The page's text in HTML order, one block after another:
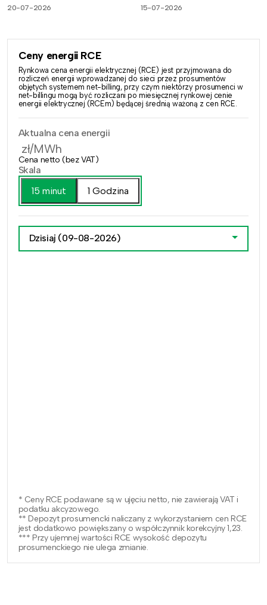
20-07-2026 15-07-2026
Ceny energii RCE
Rynkowa cena energii elektrycznej (RCE) jest przyjmowana do
rozliczeń energii wprowadzanej do sieci przez prosumentów
objętych systemem net-billing, przy czym niektórzy prosumenci w
net-billingu mogą być rozliczani po miesięcznej rynkowej cenie
energii elektrycznej (RCEm) będącej średnią ważoną z cen RCE.
Aktualna cena energii
zł/MWh
Cena netto (bez VAT)
Skala
15 minut
1 Godzina
Dzisiaj (09-08-2026)
* Ceny RCE podawane są w ujęciu netto, nie zawierają VAT i
podatku akcyzowego.
** Depozyt prosumencki naliczany z wykorzystaniem cen RCE
jest dodatkowo powiększany o współczynnik korekcyjny 1,23.
*** Przy ujemnej wartości RCE wysokość depozytu
prosumenckiego nie ulega zmianie.